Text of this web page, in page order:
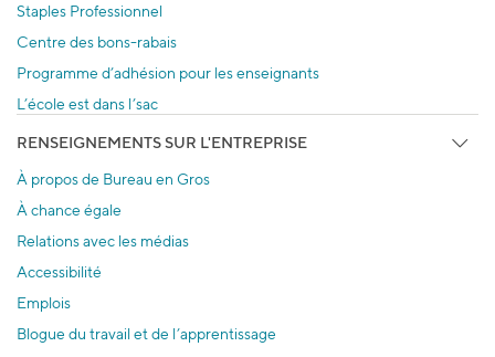
Staples Professionnel
Centre des bons-rabais
Programme d’adhésion pour les enseignants
L’école est dans l’sac
RENSEIGNEMENTS SUR L'ENTREPRISE
À propos de Bureau en Gros
À chance égale
Relations avec les médias
Accessibilité
Emplois
Blogue du travail et de l’apprentissage